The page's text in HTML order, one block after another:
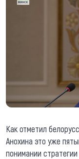
Как отметил
Анохина это уже
понимании